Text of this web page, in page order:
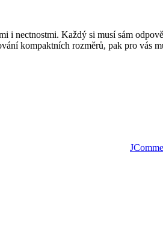
nectnostmi. Každý si musí sám
kompaktních rozměrů, pak pro vás